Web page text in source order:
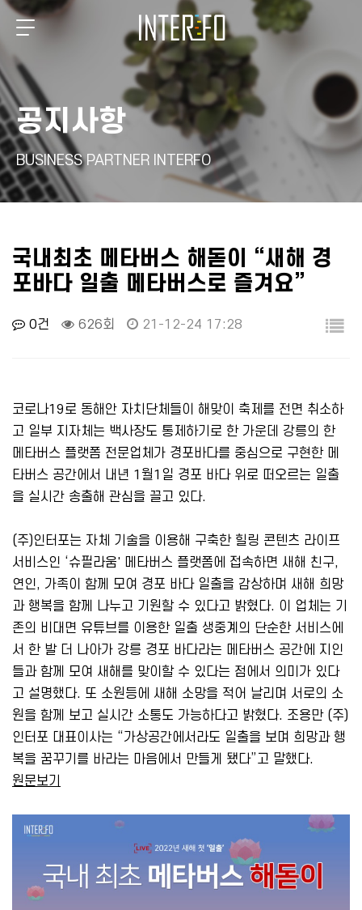
공지사항
BUSINESS PARTNER INTERFO
국내최초 메타버스 해돋이 “새해 경
포바다 일출 메타버스로 즐겨요”
0건 626회 21-12-24 17:28
코로나19로 동해안 자치단체들이 해맞이 축제를 전면 취소하
고 일부 지자체는 백사장도 통제하기로 한 가운데 강릉의 한
메타버스 플랫폼 전문업체가 경포바다를 중심으로 구현한 메
타버스 공간에서 내년 1월1일 경포 바다 위로 떠오르는 일출
을 실시간 송출해 관심을 끌고 있다.
(주)인터포는 자체 기술을 이용해 구축한 힐링 콘텐츠 라이프
서비스인 ‘슈필라움' 메타버스 플랫폼에 접속하면 새해 친구,
연인, 가족이 함께 모여 경포 바다 일출을 감상하며 새해 희망
과 행복을 함께 나누고 기원할 수 있다고 밝혔다. 이 업체는 기
존의 비대면 유튜브를 이용한 일출 생중계의 단순한 서비스에
서 한 발 더 나아가 강릉 경포 바다라는 메타버스 공간에 지인
들과 함께 모여 새해를 맞이할 수 있다는 점에서 의미가 있다
고 설명했다. 또 소원등에 새해 소망을 적어 날리며 서로의 소
원을 함께 보고 실시간 소통도 가능하다고 밝혔다. 조용만 (주)
인터포 대표이사는 “가상공간에서라도 일출을 보며 희망과 행
복을 꿈꾸기를 바라는 마음에서 만들게 됐다”고 말했다.
원문보기